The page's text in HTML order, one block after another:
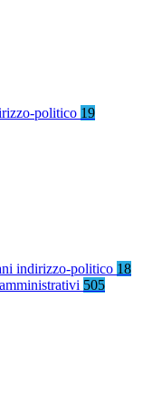
politico 19
indirizzo-politico 18
505